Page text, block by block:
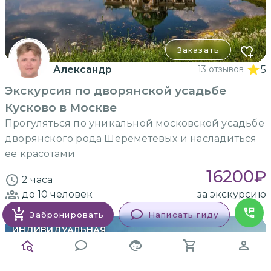
Заказать
Александр 13 отзывов 5
Экскурсия по дворянской усадьбе
Кусково в Москве
Прогуляться по уникальной московской усадьбе
дворянского рода Шереметевых и насладиться
ее красотами
2 часа 16200₽
до 10 человек за экскурсию
ИНДИВИДУАЛЬНАЯ
пешком
Забронировать Написать гиду